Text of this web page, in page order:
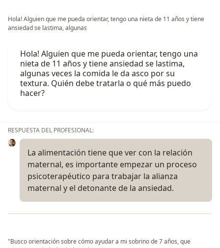
Hola! Alguien que me pueda orientar, tengo una nieta de 11 años y tiene
ansiedad se lastima, algunas
Hola! Alguien que me pueda orientar, tengo una
nieta de 11 años y tiene ansiedad se lastima,
algunas veces la comida le da asco por su
textura. Quién debe tratarla o qué más puedo
hacer?
RESPUESTA DEL PROFESIONAL:
La alimentación tiene que ver con la relación
maternal, es importante empezar un proceso
psicoterapéutico para trabajar la alianza
maternal y el detonante de la ansiedad.
"Busco orientación sobre cómo ayudar a mi sobrino de 7 años, que